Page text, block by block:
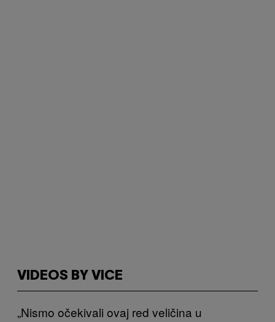
VIDEOS BY VICE
„Nismo očekivali ovaj red veličina u